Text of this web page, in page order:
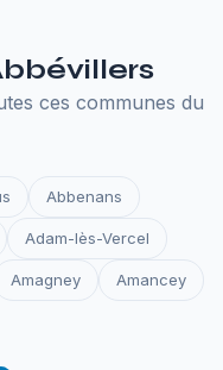
ces communes du
Abbenans
Adam-lès-Vercel
Amagney Amancey